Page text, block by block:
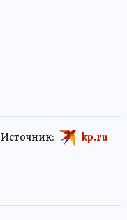
Источник: kp.ru